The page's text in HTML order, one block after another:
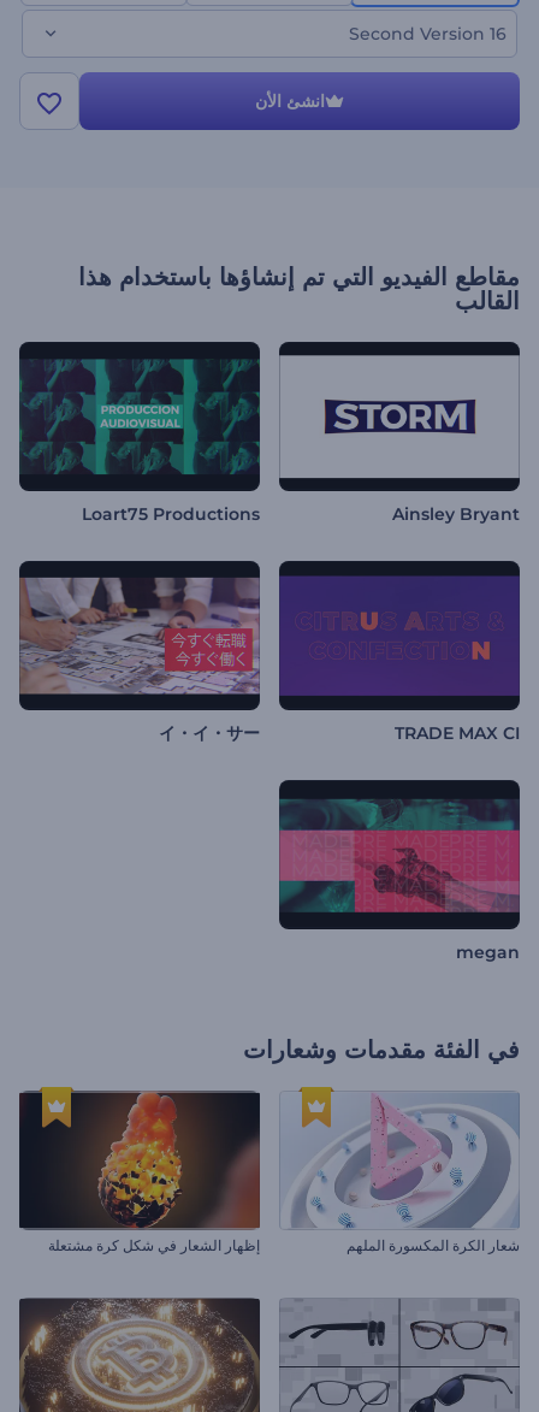
16 Second Version
انشئ الأن
مقاطع الفيديو التي تم إنشاؤها باستخدام هذا
القالب
Ainsley Bryant
Loart75 Productions
TRADE MAX CI
イ・イ・サー
megan
في الفئة مقدمات وشعارات
شعار الكرة المكسورة الملهم إظهار الشعار في شكل كرة مشتعلة